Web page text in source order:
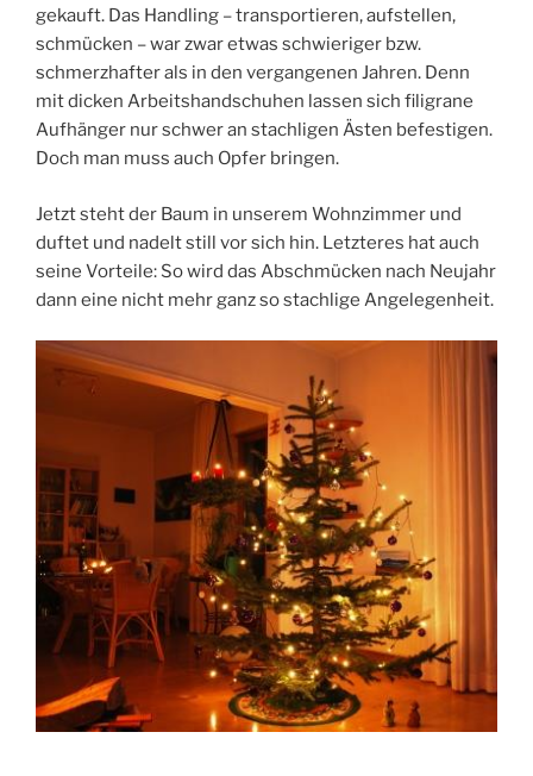
gekauft. Das Handling – transportieren, aufstellen,
schmücken – war zwar etwas schwieriger bzw.
schmerzhafter als in den vergangenen Jahren. Denn
mit dicken Arbeitshandschuhen lassen sich filigrane
Aufhänger nur schwer an stachligen Ästen befestigen.
Doch man muss auch Opfer bringen.
Jetzt steht der Baum in unserem Wohnzimmer und
duftet und nadelt still vor sich hin. Letzteres hat auch
seine Vorteile: So wird das Abschmücken nach Neujahr
dann eine nicht mehr ganz so stachlige Angelegenheit.